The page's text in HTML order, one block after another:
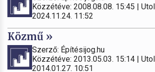
Közzétéve: 2008.08.08. 15:45 |
2024.11.24. 11:52
Közmű »
Szerző: Építésijog.hu
Közzétéve: 2013.05.03. 15:14 |
2014.01.27. 10:51